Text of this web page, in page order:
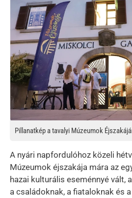
Pillanatkép a tavalyi Múzeumok
A nyári napfordulóhoz közeli
Múzeumok éjszakája mára az
hazai kulturális eseménnyé vált,
a családoknak, a fiataloknak és